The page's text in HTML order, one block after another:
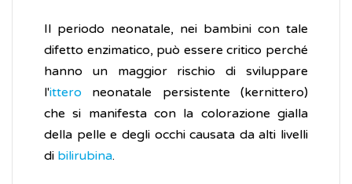
Il periodo neonatale, nei bambini con tale
difetto enzimatico, può essere critico perché
hanno un maggior rischio di sviluppare
l'ittero neonatale persistente (kernittero)
che si manifesta con la colorazione gialla
della pelle e degli occhi causata da alti livelli
di bilirubina.